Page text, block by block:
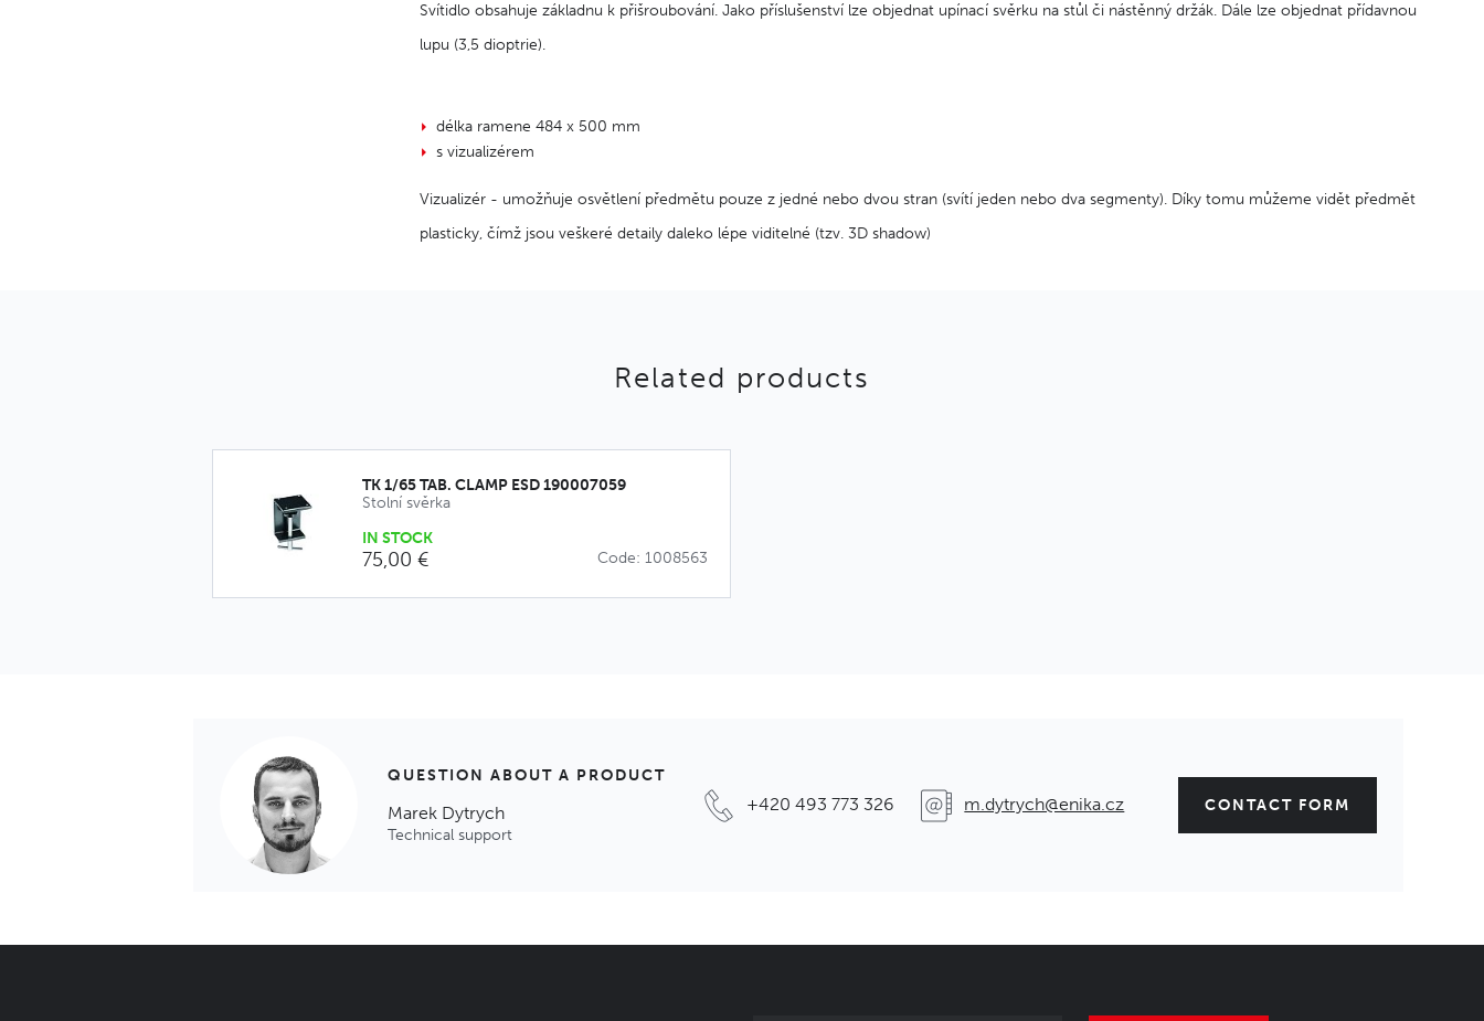
Svítidlo obsahuje základnu k přišroubování. Jako příslušenství lze objednat upínací svěrku na stůl či nástěnný držák. Dále lze objednat přídavnou
lupu (3,5 dioptrie).
délka ramene 484 x 500 mm
s vizualizérem
Vizualizér - umožňuje osvětlení předmětu pouze z jedné nebo dvou stran (svítí jeden nebo dva segmenty). Díky tomu můžeme vidět předmět
plasticky, čímž jsou veškeré detaily daleko lépe viditelné (tzv. 3D shadow)
Related products
TK 1/65 TAB. CLAMP ESD 190007059
Stolní svěrka
IN STOCK
75,00 € Code: 1008563
QUESTION ABOUT A PRODUCT
Marek Dytrych
Technical support
+420 493 773 326 m.dytrych@enika.cz CONTACT FORM